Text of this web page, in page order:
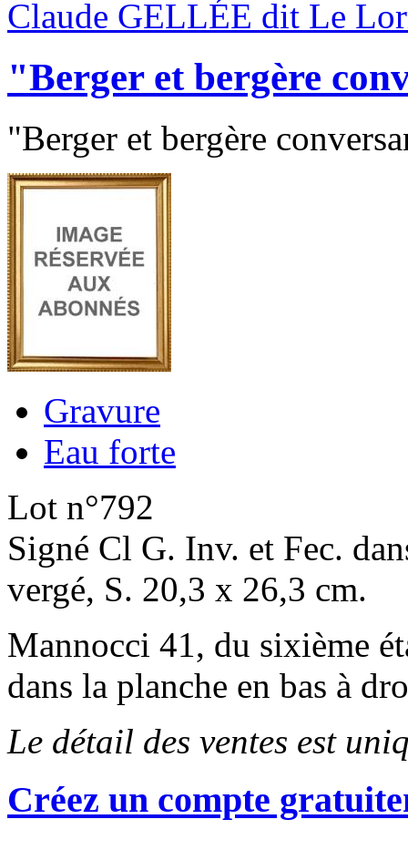
Claude GELLÉE dit Le
"Berger et bergère
"Berger et bergère
Gravure
Eau forte
Lot n°792
Signé Cl G. Inv. et Fec.
vergé, S. 20,3 x 26,3 cm.
Mannocci 41, du sixième
dans la planche en bas à
Le détail des ventes est
Créez un compte